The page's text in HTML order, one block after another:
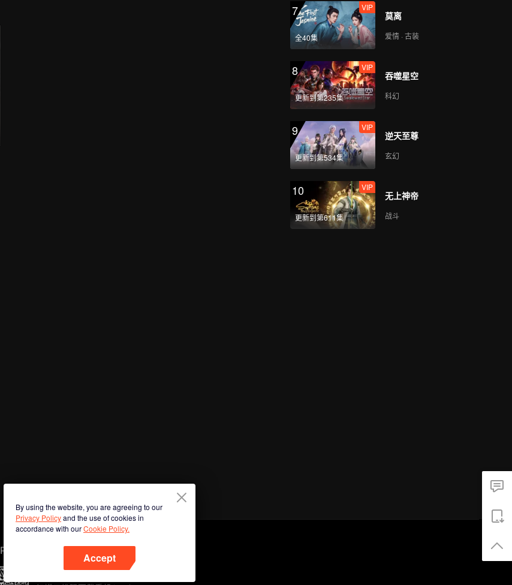
7
全40集
VIP
莫离
爱情 · 古装
8
更新到第235集
VIP
吞噬星空
科幻
9
更新到第534集
VIP
逆天至尊
玄幻
10
更新到第611集
VIP
无上神帝
战斗
By using the website, you are agreeing to our
Privacy Policyand the use of cookies in
accordance with ourCookie Policy.
Accept
Phone